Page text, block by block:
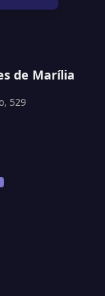
de Marília
529